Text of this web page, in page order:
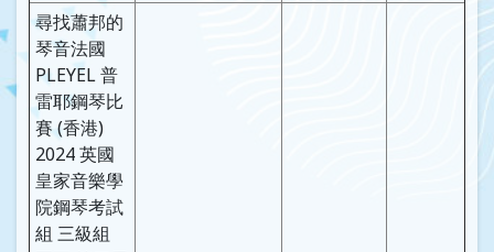
尋找蕭邦的
琴音法國
PLEYEL 普
雷耶鋼琴比
賽 (香港)
2024 英國
皇家音樂學
院鋼琴考試
組 三級組